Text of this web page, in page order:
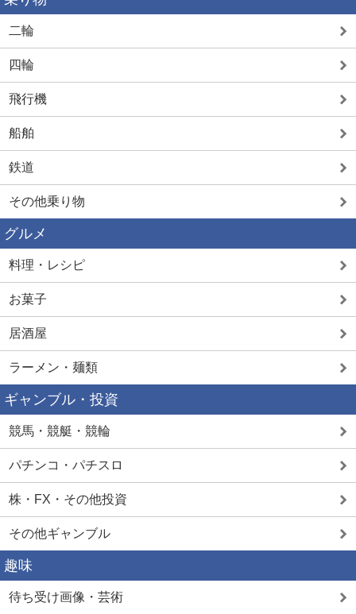
二輪
四輪
飛行機
船舶
鉄道
その他乗り物
グルメ
料理・レシピ
お菓子
居酒屋
ラーメン・麺類
ギャンブル・投資
競馬・競艇・競輪
パチンコ・パチスロ
株・FX・その他投資
その他ギャンブル
趣味
待ち受け画像・芸術